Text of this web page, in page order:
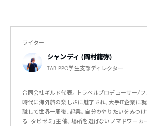
ライター
シャンディ (岡村龍弥)
TABIPPO学生支部ディレクター
合同会社ギルド代表。トラベルプロデューサー/フ
時代に海外旅の楽しさに魅了され、大手IT企業に
職して世界一周後、起業。自分のやりたいをみつ
る「タビゼミ」主催。場所を選ばないノマドワー